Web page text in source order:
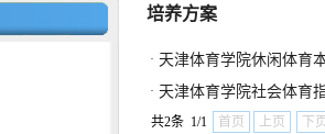
培养方案
· 天津体育学院休闲体育
· 天津体育学院社会体育
共2条 1/1 首页 上页 下